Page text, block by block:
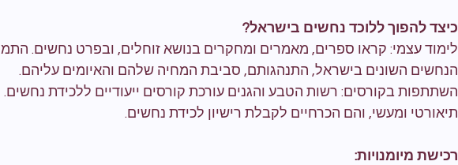
כיצד להפוך ללוכד נחשים בישראל?
לימוד עצמי: קראו ספרים, מאמרים ומחקרים בנושא זוחלים, ובפרט נחשים.
הנחשים השונים בישראל, התנהגותם, סביבת המחיה שלהם והאיומים עליהם.
השתתפות בקורסים: רשות הטבע והגנים עורכת קורסים ייעודיים ללכידת נחשים.
תיאורטי ומעשי, והם הכרחיים לקבלת רישיון לכידת נחשים.
רכישת מיומנויות: